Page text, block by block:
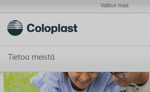
Valitse maa
Tietoa meistä